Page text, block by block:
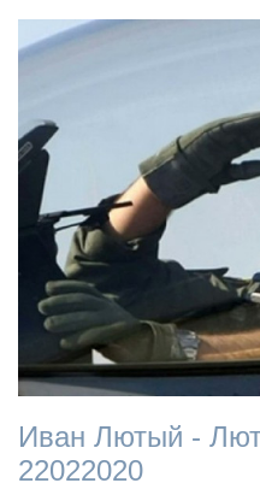
Иван Лютый -
22022020